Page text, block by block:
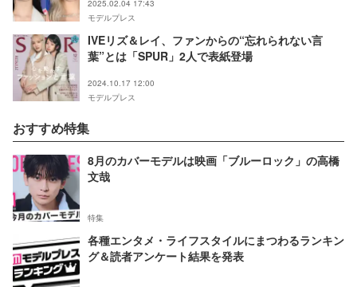
2025.02.04 17:43
モデルプレス
IVEリズ＆レイ、ファンからの“忘れられない言
葉”とは「SPUR」2人で表紙登場
2024.10.17 12:00
モデルプレス
おすすめ特集
8月のカバーモデルは映画「ブルーロック」の高橋
文哉
特集
各種エンタメ・ライフスタイルにまつわるランキン
グ＆読者アンケート結果を発表